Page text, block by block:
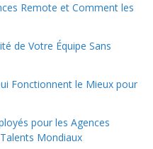
Remote et Comment les
de Votre Équipe Sans
Fonctionnent le Mieux pour
pour les Agences
Mondiaux